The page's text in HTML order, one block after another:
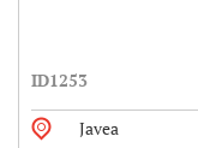
ID1253
Javea